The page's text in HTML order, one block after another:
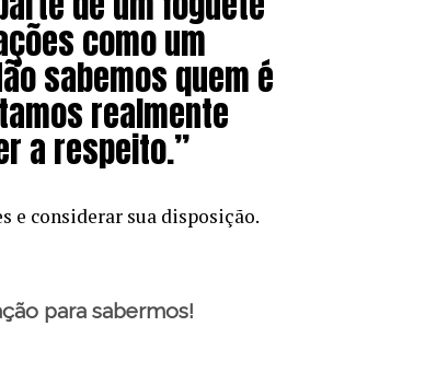
como um
sabemos quem é
realmente
a respeito.”
e considerar sua disposição.
para sabermos!